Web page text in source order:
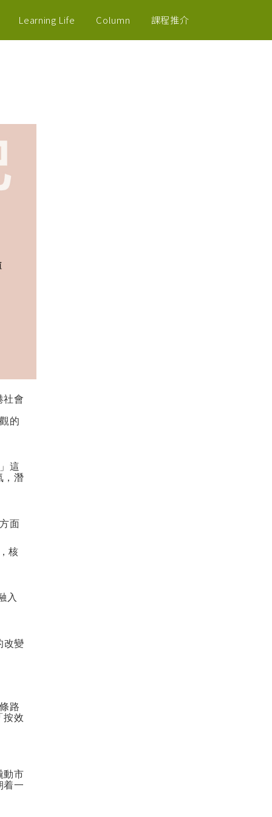
Learning Life Column 課程推介
社會
的
這
，潛
面
核
入
改變
路
按效
動市
着一